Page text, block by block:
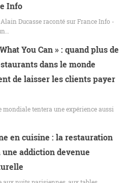
Info
Alain Ducasse raconté sur France Info -
You Can » : quand plus de
dans le monde
de laisser les clients payer
mondiale tentera une expérience aussi
en cuisine : la restauration
une addiction devenue